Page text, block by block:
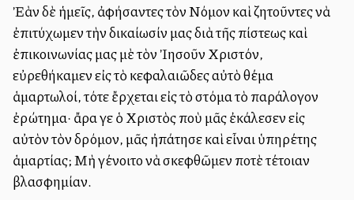
Ἐὰν δὲ ἡμεῖς, ἀφήσαντες τὸν Νόμον καὶ ζητοῦντες νὰ
ἐπιτύχωμεν τὴν δικαίωσίν μας διὰ τῆς πίστεως καὶ
ἐπικοινωνίας μας μὲ τὸν Ἰησοῦν Χριστόν,
εὐρεθήκαμεν εἰς τὸ κεφαλαιῶδες αὐτὸ θέμα
ἁμαρτωλοί, τότε ἔρχεται εἰς τὸ στόμα τὸ παράλογον
ἐρώτημα· ἄρα γε ὁ Χριστὸς ποὺ μᾶς ἐκάλεσεν εἰς
αὐτὸν τὸν δρόμον, μᾶς ἠπάτησε καὶ εἶναι ὑπηρέτης
ἁμαρτίας; Μὴ γένοιτο νὰ σκεφθῶμεν ποτὲ τέτοιαν
βλασφημίαν.